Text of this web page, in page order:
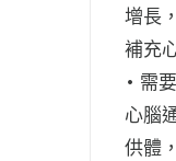
增長
補充
• 需
心腦
供體